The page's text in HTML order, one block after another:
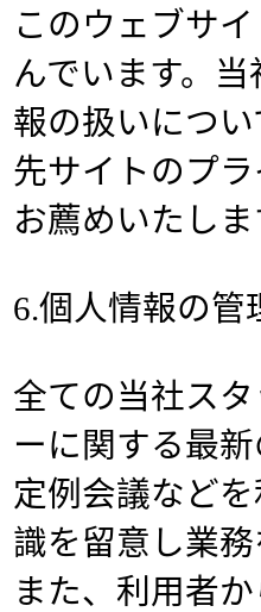
このウェブサ
んでいます。
報の扱いにつ
先サイトのプ
お薦めいたしま
6.個人情報の管
全ての当社ス
ーに関する最
定例会議など
識を留意し業
また、利用者